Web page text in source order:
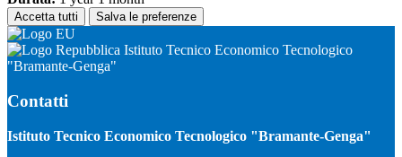
Accetta tutti Salva le preferenze
Istituto Tecnico Economico Tecnologico
"Bramante-Genga"
Contatti
Istituto Tecnico Economico Tecnologico "Bramante-Genga"